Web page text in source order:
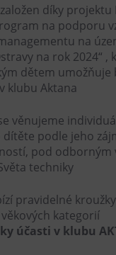
muzeum
díky projektu
na podporu
na
na rok 2024“ ,
dětem umožňuje
klubu Aktana
věnujeme
dítěte podle jeho
pod odborným
techniky
pravidelné
kategorií
účasti v klubu